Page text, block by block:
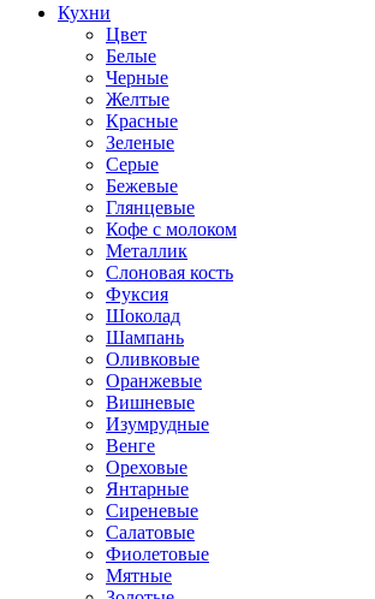
Кухни
Цвет
Белые
Черные
Желтые
Красные
Зеленые
Серые
Бежевые
Глянцевые
Кофе с молоком
Металлик
Слоновая кость
Фуксия
Шоколад
Шампань
Оливковые
Оранжевые
Вишневые
Изумрудные
Венге
Ореховые
Янтарные
Сиреневые
Салатовые
Фиолетовые
Мятные